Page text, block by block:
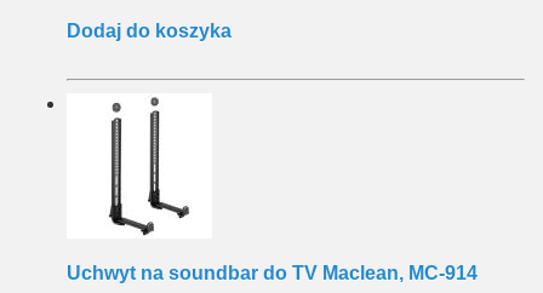
Dodaj do koszyka
Uchwyt na soundbar do TV Maclean, MC-914